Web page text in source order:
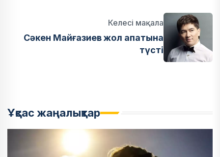
Келесі мақала
Сәкен Майғазиев жол апатына
түсті
Ұқсас жаңалықтар